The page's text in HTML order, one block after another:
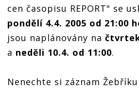
cen časopisu REPORT" se
pondělí 4.4. 2005 od 21:00
jsou naplánovány na
a neděli 10.4. od 11:00.
Nenechte si záznam